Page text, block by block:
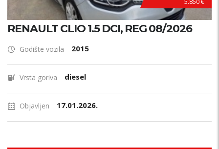
RENAULT CLIO 1.5 DCI, REG 08/2026
Godište vozila 2015
Vrsta goriva diesel
Objavljen 17.01.2026.